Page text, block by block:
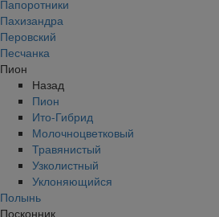
Папоротники
Пахизандра
Перовский
Песчанка
Пион
Назад
Пион
Ито-Гибрид
Молочноцветковый
Травянистый
Узколистный
Уклоняющийся
Полынь
Посконник